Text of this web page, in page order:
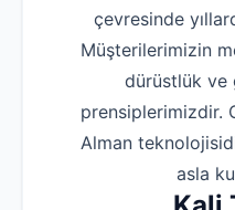
çevresinde
Müşterilerimizin
dürüstlük ve
prensiplerimizdir.
Alman
asla